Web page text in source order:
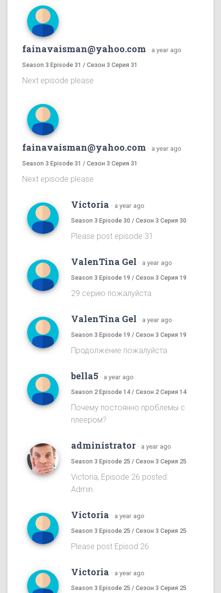
fainavaisman@yahoo.com · a year ago
Season 3 Episode 31 / Сезон 3 Серия 31
Next episode please
fainavaisman@yahoo.com · a year ago
Season 3 Episode 31 / Сезон 3 Серия 31
Next episode please
Victoria · a year ago
Season 3 Episode 30 / Сезон 3 Серия 30
Please post episode 31
ValenTina Gel · a year ago
Season 3 Episode 19 / Сезон 3 Серия 19
29 серию пожалуйста
ValenTina Gel · a year ago
Season 3 Episode 19 / Сезон 3 Серия 19
Продолжение пожалуйста
bella5 · a year ago
Season 2 Episode 14 / Сезон 2 Серия 14
Почему постоянно проблемы с
плеером?
administrator · a year ago
Season 3 Episode 25 / Сезон 3 Серия 25
Victoria, Episode 26 posted.
Admin.
Victoria · a year ago
Season 3 Episode 25 / Сезон 3 Серия 25
Please post Episod 26.
Victoria · a year ago
Season 3 Episode 25 / Сезон 3 Серия 25